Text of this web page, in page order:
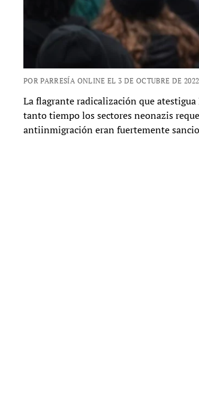
POR PARRESÍA ONLINE EL 3 DE OCTUBRE DE 2022
La flagrante radicalización que
tanto tiempo los sectores neonazis
antiinmigración eran fuertemente